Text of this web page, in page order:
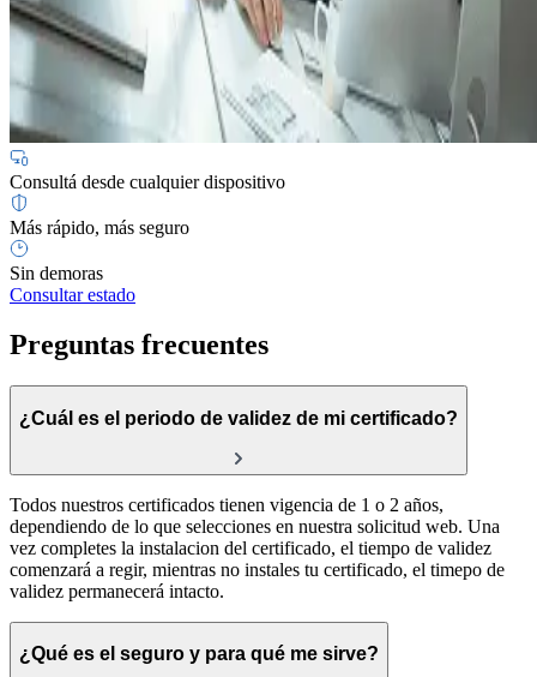
Consultá desde cualquier dispositivo
Más rápido, más seguro
Sin demoras
Consultar estado
Preguntas frecuentes
¿Cuál es el periodo de validez de mi certificado?
Todos nuestros certificados tienen vigencia de 1 o 2 años,
dependiendo de lo que selecciones en nuestra solicitud web. Una
vez completes la instalacion del certificado, el tiempo de validez
comenzará a regir, mientras no instales tu certificado, el timepo de
validez permanecerá intacto.
¿Qué es el seguro y para qué me sirve?